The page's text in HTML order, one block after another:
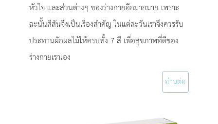
หัวใจ และส่วนต่างๆ ของร่างกายอีกมากมาย เพราะ
ฉะนั้นสีสันจึงเป็นเรื่องสำคัญ ในแต่ละวันเราจึงควรรับ
ประทานผักผลไม้ให้ครบทั้ง 7 สี เพื่อสุขภาพที่ดีของ
ร่างกายเราเอง
อ่านต่อ